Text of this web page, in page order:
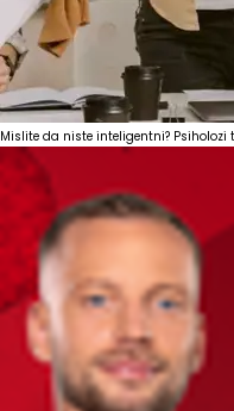
Mislite da niste inteligentni?